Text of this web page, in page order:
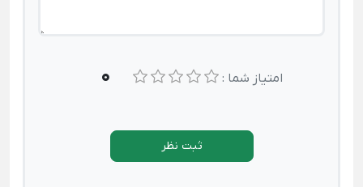
امتیاز شما : 0
ثبت نظر